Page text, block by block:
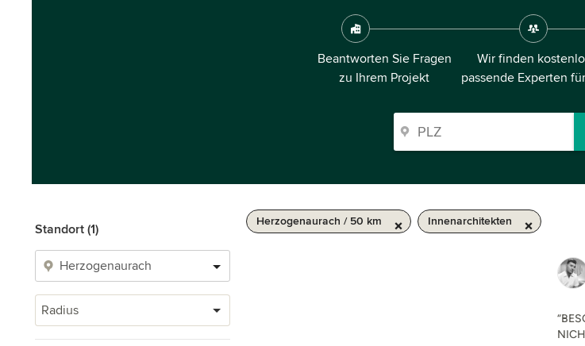
Beantworten Sie Fragen
zu Ihrem Projekt
Wir finden
passende Experten
Standort (1)
Radius
Herzogenaurach / 50 km Innenarchitekten